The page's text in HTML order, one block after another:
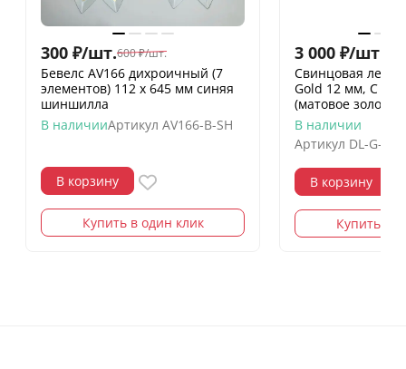
300 ₽/шт.600 ₽/шт.
Бевелс AV166 дихроичный (7
элементов) 112 х 645 мм синяя
шиншилла
В наличииАртикул AV166-B-SH
В корзину
Купить в один клик
3 000 ₽/шт.
Свинцовая
Gold 12 мм, С
(матовое золото)
В наличии
Артикул DL-G-12-
В корзину
Купить в